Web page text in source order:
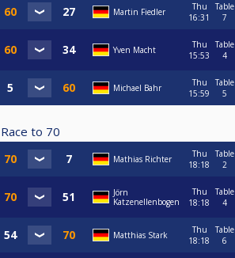
Martin Fiedler
Thu
16:31
Table
7
Yven Macht
Thu
15:53
Table
4
Michael Bahr
Thu
15:59
Table
5
Race to 70
Mathias Richter
Thu
18:18
Table
2
Jörn
Katzenellenbogen
Thu
18:18
Table
4
Matthias Stark
Thu
18:18
Table
6